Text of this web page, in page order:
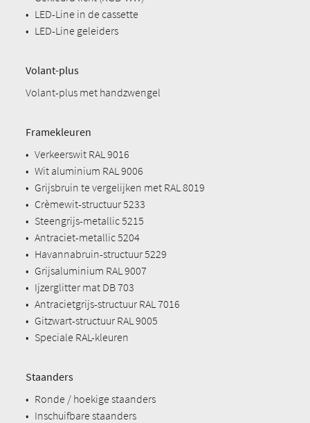
• LED-Line in de cassette
• LED-Line geleiders
Volant-plus
Volant-plus met handzwengel
Framekleuren
• Verkeerswit RAL 9016
• Wit aluminium RAL 9006
• Grijsbruin te vergelijken met RAL 8019
• Crèmewit-structuur 5233
• Steengrijs-metallic 5215
• Antraciet-metallic 5204
• Havannabruin-structuur 5229
• Grijsaluminium RAL 9007
• Ijzerglitter mat DB 703
• Antracietgrijs-structuur RAL 7016
• Gitzwart-structuur RAL 9005
• Speciale RAL-kleuren
Staanders
• Ronde / hoekige staanders
• Inschuifbare staanders